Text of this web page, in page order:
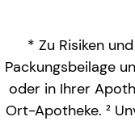
* Zu Risiken
Packungsbeilage
oder in Ihrer
Ort-Apotheke. ²